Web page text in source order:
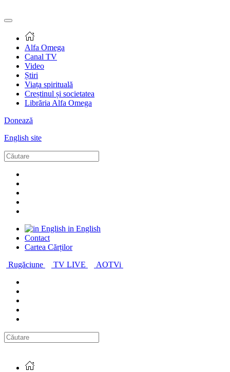
Alfa Omega
Canal TV
Video
Știri
Viața spirituală
Creștinul și societatea
Librăria Alfa Omega
Donează
English site
in English
Contact
Cartea Cărților
Rugăciune
TV LIVE AOTVi